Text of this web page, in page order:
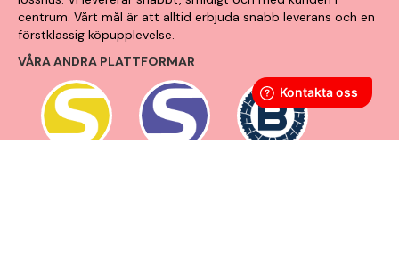
centrum. Vårt mål är att alltid erbjuda snabb leverans och en
förstklassig köpupplevelse.
VÅRA ANDRA PLATTFORMAR